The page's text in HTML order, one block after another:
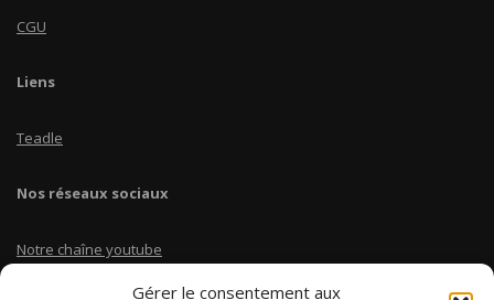
Gérer le consentement aux
CGU
Liens
Teadle
Nos réseaux sociaux
Notre chaîne youtube